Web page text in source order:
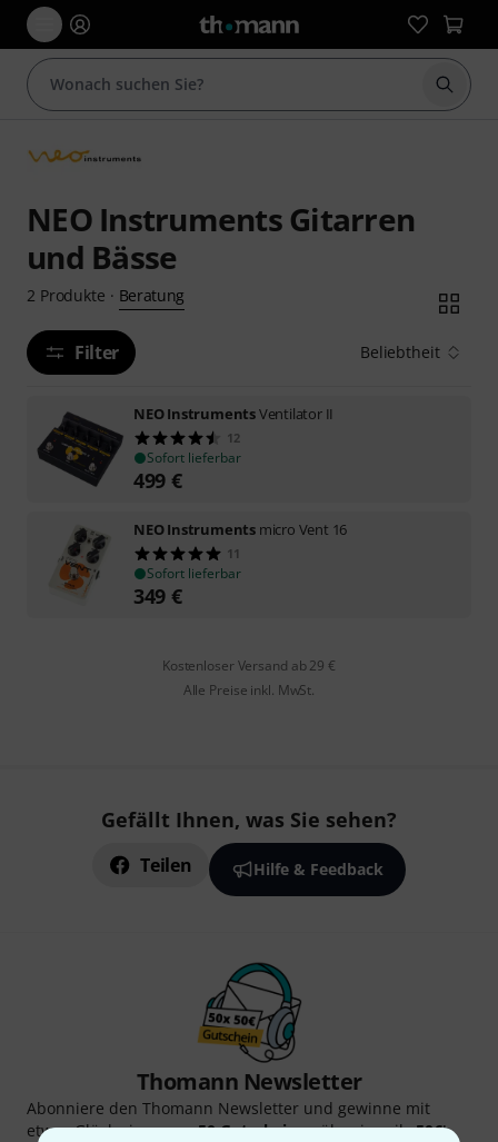
Suche
NEO Instruments Gitarren
und Bässe
2 Produkte · Beratung
Filter Beliebtheit
NEO InstrumentsVentilator II
12
Sofort lieferbar
499 €
NEO Instruments micro Vent 16
11
Sofort lieferbar
349 €
Kostenloser Versand ab 29 €
Alle Preise inkl. MwSt.
Gefällt Ihnen, was Sie sehen?
Teilen Hilfe & Feedback
Thomann Newsletter
Abonniere den Thomann Newsletter und gewinne mit
etwas Glück einen von50 Gutscheinenüber jeweils50€!